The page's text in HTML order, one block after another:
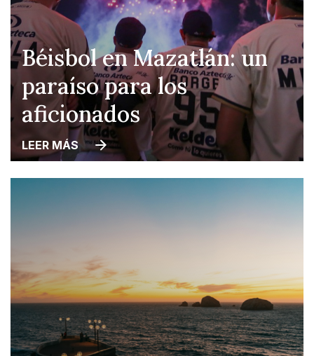
Béisbol en Mazatlán: un
paraíso para los
aficionados
LEER MÁS